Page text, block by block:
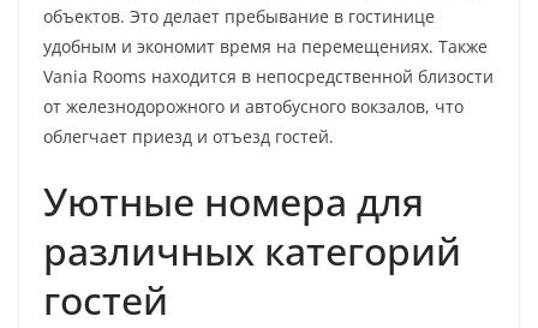
объектов. Это делает пребывание в гостинице
удобным и экономит время на перемещениях. Также
Vania Rooms находится в непосредственной близости
от железнодорожного и автобусного вокзалов, что
облегчает приезд и отъезд гостей.
Уютные номера для
различных категорий
гостей